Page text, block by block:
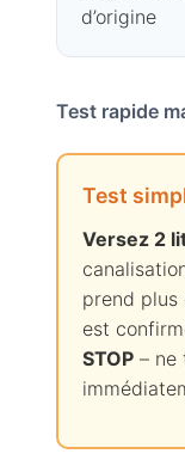
d’origine
Test rapide
Test
Versez 2
prend plus
est
STOP – ne